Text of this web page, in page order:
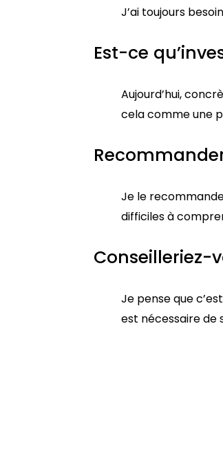
J’ai toujours
Est-ce
Aujourd’hui,
cela comme une
Je le
difficiles à
Conseilleriez-
Je pense que
est nécessaire de